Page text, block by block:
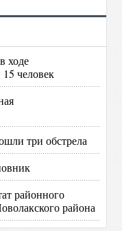
ходе
человек
три обстрела
районного
района